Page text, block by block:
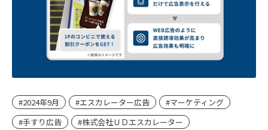
#2024年9月 #エスカレーター広告
#マーケティング
#手すり広告
#株式会社ＵＤエスカレーター